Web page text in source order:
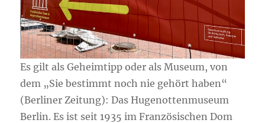
Es gilt als Geheimtipp oder als Museum, von
dem „Sie bestimmt noch nie gehört haben“
(Berliner Zeitung): Das Hugenottenmuseum
Berlin. Es ist seit 1935 im Französischen Dom